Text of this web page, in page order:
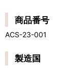
商品番号
ACS-23-001
製造国